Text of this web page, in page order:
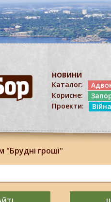
НОВИНИ
Каталог:
Корисне:
Проекти:
Війна
"Брудні гроші"